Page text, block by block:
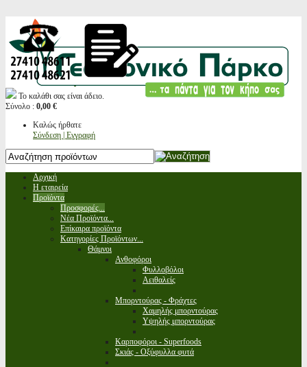
Το καλάθι σας είναι άδειο.
Σύνολο : 0,00 €
Καλώς ήρθατε
Σύνδεση | Εγγραφή
Αρχική
Η εταιρεία
Προϊόντα
Προσφορές...
Νέα Προϊόντα...
Επίκαιρα προϊόντα
Κατηγορίες Προϊόντων...
Θάμνοι
Ανθοφόροι
Φυλλοβόλοι
Αειθαλείς
Μπορντούρας - Φράχτες
Χαμηλής μπορντούρας
Υψηλής μπορντούρας
Καρποφόροι - Superfoods
Σκιάς - Οξύφυλλα φυτά